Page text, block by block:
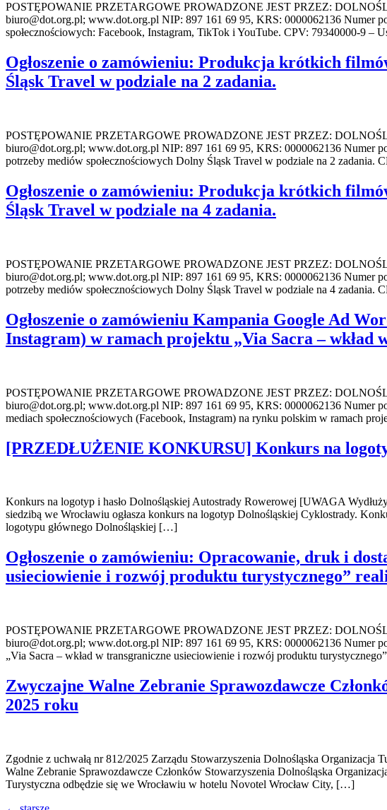
POSTĘPOWANIE PRZETARGOWE PROWADZONE JEST PRZEZ:
biuro@dot.org.pl; www.dot.org.pl NIP: 897 161 69 95, KRS: 0000062136 Numer
społecznościowych: Facebook, Instagram, TikTok i YouTube. CPV: 79340000-9
Ogłoszenie o zamówieniu: Produkcja krótkich
Śląsk Travel w podziale na 2 zadania.
POSTĘPOWANIE PRZETARGOWE PROWADZONE JEST PRZEZ:
biuro@dot.org.pl; www.dot.org.pl NIP: 897 161 69 95, KRS: 0000062136 Numer
potrzeby mediów społecznościowych Dolny Śląsk Travel w podziale na 2
Ogłoszenie o zamówieniu: Produkcja krótkich
Śląsk Travel w podziale na 4 zadania.
POSTĘPOWANIE PRZETARGOWE PROWADZONE JEST PRZEZ:
biuro@dot.org.pl; www.dot.org.pl NIP: 897 161 69 95, KRS: 0000062136 Numer
potrzeby mediów społecznościowych Dolny Śląsk Travel w podziale na 4
Ogłoszenie o zamówieniu Kampania Google Ad
Instagram) w ramach projektu „Via Sacra –
POSTĘPOWANIE PRZETARGOWE PROWADZONE JEST PRZEZ:
biuro@dot.org.pl; www.dot.org.pl NIP: 897 161 69 95, KRS: 0000062136 Numer
mediach społecznościowych (Facebook, Instagram) na rynku polskim w ramach
[PRZEDŁUŻENIE KONKURSU] Konkurs na
Konkurs na logotyp i hasło Dolnośląskiej Autostrady Rowerowej [UWAGA
siedzibą we Wrocławiu ogłasza konkurs na logotyp Dolnośląskiej Cyklostrady.
logotypu głównego Dolnośląskiej […]
Ogłoszenie o zamówieniu: Opracowanie, druk i
usieciowienie i rozwój produktu turystycznego”
POSTĘPOWANIE PRZETARGOWE PROWADZONE JEST PRZEZ:
biuro@dot.org.pl; www.dot.org.pl NIP: 897 161 69 95, KRS: 0000062136 Numer
„Via Sacra – wkład w transgraniczne usieciowienie i rozwój produktu
Zwyczajne Walne Zebranie Sprawozdawcze
2025 roku
Zgodnie z uchwałą nr 812/2025 Zarządu Stowarzyszenia Dolnośląska
Walne Zebranie Sprawozdawcze Członków Stowarzyszenia Dolnośląska
Turystyczna odbędzie się we Wrocławiu w hotelu Novotel Wrocław City, […]